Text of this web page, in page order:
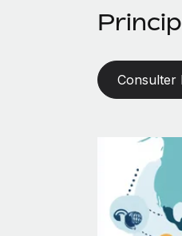
Consulter